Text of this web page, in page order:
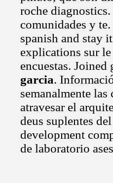
roche
comunidades y
spanish and stay
explications sur
encuestas.
garcia.
semanalmente
atravesar el
deus suplentes
development
de laboratorio